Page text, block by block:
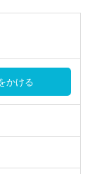
かける